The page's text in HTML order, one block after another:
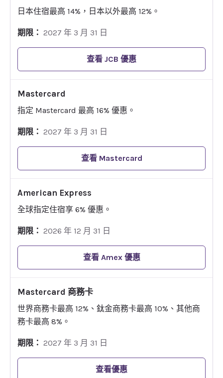
日本住宿最高 14%，日本以外最高 12%。
期限： 2027 年 3 月 31 日
查看 JCB 優惠
Mastercard
指定 Mastercard 最高 16% 優惠。
期限： 2027 年 3 月 31 日
查看 Mastercard
American Express
全球指定住宿享 6% 優惠。
期限： 2026 年 12 月 31 日
查看 Amex 優惠
Mastercard 商務卡
世界商務卡最高 12%、鈦金商務卡最高 10%、其他商
務卡最高 8%。
期限： 2027 年 3 月 31 日
查看優惠